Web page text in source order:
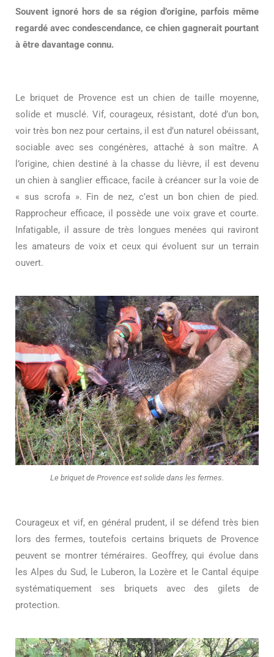
Souvent ignoré hors de sa région d’origine, parfois même
regardé avec condescendance, ce chien gagnerait pourtant
à être davantage connu.
Le briquet de Provence est un chien de taille moyenne,
solide et musclé. Vif, courageux, résistant, doté d’un bon,
voir très bon nez pour certains, il est d’un naturel obéissant,
sociable avec ses congénères, attaché à son maître. A
l’origine, chien destiné à la chasse du lièvre, il est devenu
un chien à sanglier efficace, facile à créancer sur la voie de
« sus scrofa ». Fin de nez, c’est un bon chien de pied.
Rapprocheur efficace, il possède une voix grave et courte.
Infatigable, il assure de très longues menées qui raviront
les amateurs de voix et ceux qui évoluent sur un terrain
ouvert.
Le briquet de Provence est solide dans les fermes.
Courageux et vif, en général prudent, il se défend très bien
lors des fermes, toutefois certains briquets de Provence
peuvent se montrer téméraires. Geoffrey, qui évolue dans
les Alpes du Sud, le Luberon, la Lozère et le Cantal équipe
systématiquement ses briquets avec des gilets de
protection.